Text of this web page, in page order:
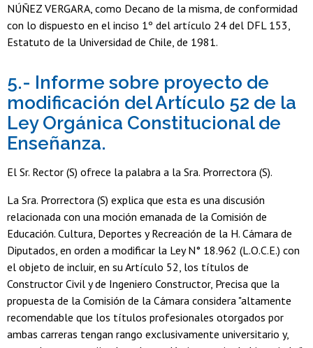
NÚÑEZ VERGARA, como Decano de la misma, de conformidad
con lo dispuesto en el inciso 1º del artículo 24 del DFL 153,
Estatuto de la Universidad de Chile, de 1981.
5.- Informe sobre proyecto de
modificación del Artículo 52 de la
Ley Orgánica Constitucional de
Enseñanza.
El Sr. Rector (S) ofrece la palabra a la Sra. Prorrectora (S).
La Sra. Prorrectora (S) explica que esta es una discusión
relacionada con una moción emanada de la Comisión de
Educación. Cultura, Deportes y Recreación de la H. Cámara de
Diputados, en orden a modificar la Ley N° 18.962 (L.O.C.E.) con
el objeto de incluir, en su Artículo 52, los títulos de
Constructor Civil y de Ingeniero Constructor, Precisa que la
propuesta de la Comisión de la Cámara considera "altamente
recomendable que los títulos profesionales otorgados por
ambas carreras tengan rango exclusivamente universitario y,